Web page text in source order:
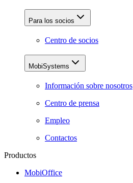
Para los socios
Centro de socios
MobiSystems
Información sobre nosotros
Centro de prensa
Empleo
Contactos
Productos
MobiOffice